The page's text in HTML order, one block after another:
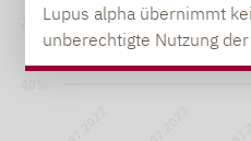
Lupus alpha übernimmt
unberechtigte Nutzung
-20%